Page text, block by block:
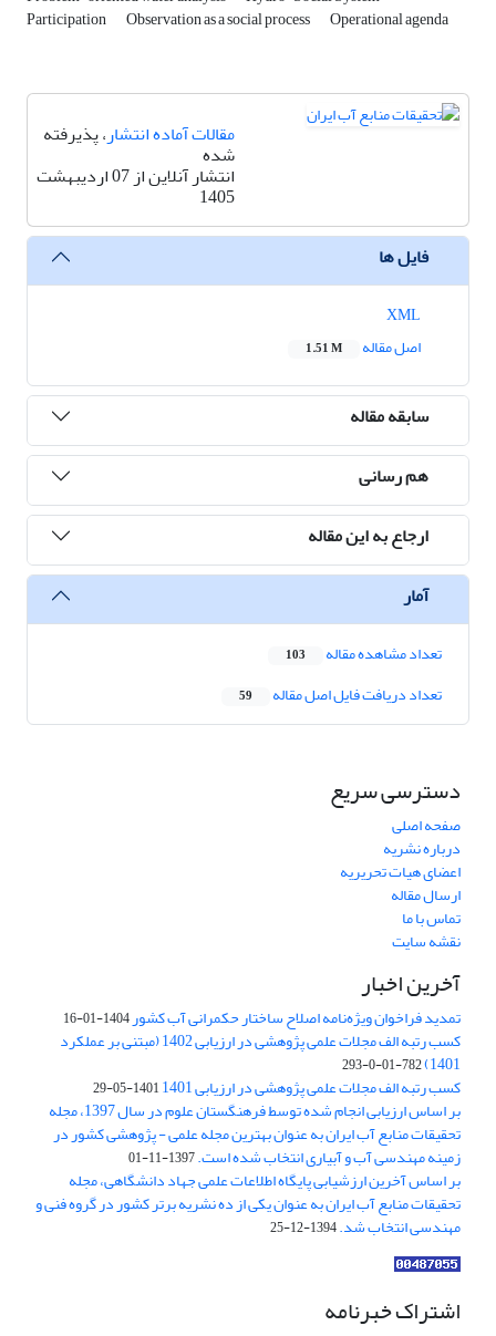
Participation Observation as a social process Operational agenda
مقالات آماده انتشار، پذیرفته
شده
انتشار آنلاین از 07 اردیبهشت
1405
فایل ها
اصل مقاله
1.51 M
سابقه مقاله
هم رسانی
ارجاع به این مقاله
آمار
تعداد مشاهده مقاله 103
تعداد دریافت فایل اصل مقاله 59
دسترسی سریع
صفحه اصلی
درباره نشریه
اعضای هیات تحریریه
ارسال مقاله
تماس با ما
نقشه سایت
آخرین اخبار
تمدید فراخوان ویژه‌نامه اصلاح ساختار حکمرانی آب کشور1404-01-16
کسب رتبه الف مجلات علمی پژوهشی در ارزیابی 1402 (مبتنی بر عملکرد
1401)
782-01-0-293
کسب رتبه الف مجلات علمی پژوهشی در ارزیابی 1401 1401-05-29
بر اساس ارزیابی انجام شده توسط فرهنگستان علوم در سال 1397، مجله
تحقیقات منابع آب ایران به عنوان بهترین مجله علمی - پژوهشی کشور در
زمینه مهندسی آب و آبیاری انتخاب شده است.1397-11-01
بر اساس آخرین ارزشیابی پایگاه اطلاعات علمی جهاد دانشگاهی، مجله
تحقیقات منابع آب ایران به عنوان یکی از ده نشریه برتر کشور در گروه فنی و
مهندسی انتخاب شد.1394-12-25
اشتراک خبرنامه